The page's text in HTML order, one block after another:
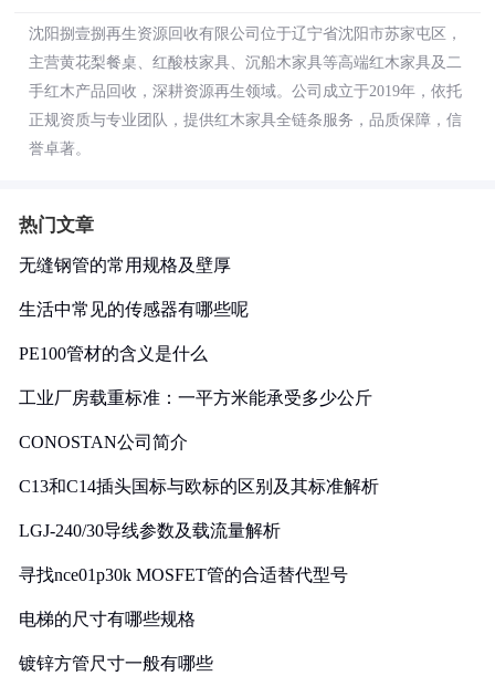
沈阳捌壹捌再生资源回收有限公司位于辽宁省沈阳市苏家屯区，
主营黄花梨餐桌、红酸枝家具、沉船木家具等高端红木家具及二
手红木产品回收，深耕资源再生领域。公司成立于2019年，依托
正规资质与专业团队，提供红木家具全链条服务，品质保障，信
誉卓著。
热门文章
无缝钢管的常用规格及壁厚
生活中常见的传感器有哪些呢
PE100管材的含义是什么
工业厂房载重标准：一平方米能承受多少公斤
CONOSTAN公司简介
C13和C14插头国标与欧标的区别及其标准解析
LGJ-240/30导线参数及载流量解析
寻找nce01p30k MOSFET管的合适替代型号
电梯的尺寸有哪些规格
镀锌方管尺寸一般有哪些